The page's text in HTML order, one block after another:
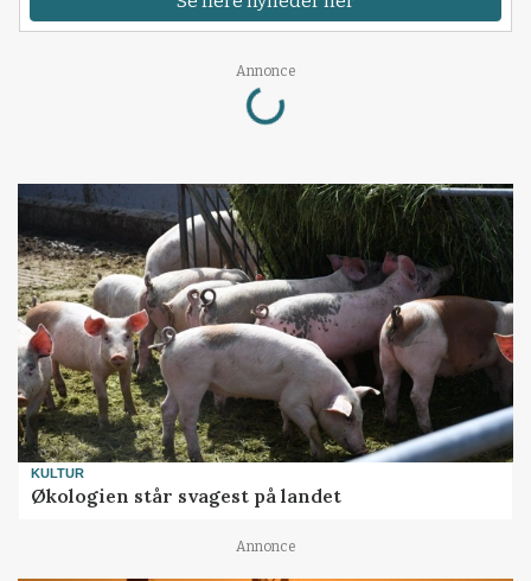
Annonce
Loading...
KULTUR
Økologien står svagest på landet
Annonce